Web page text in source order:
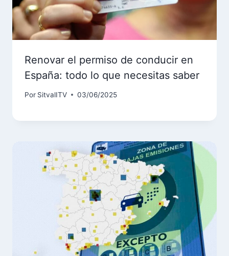
Renovar el permiso de conducir en
España: todo lo que necesitas saber
Por SitvalITV 03/06/2025